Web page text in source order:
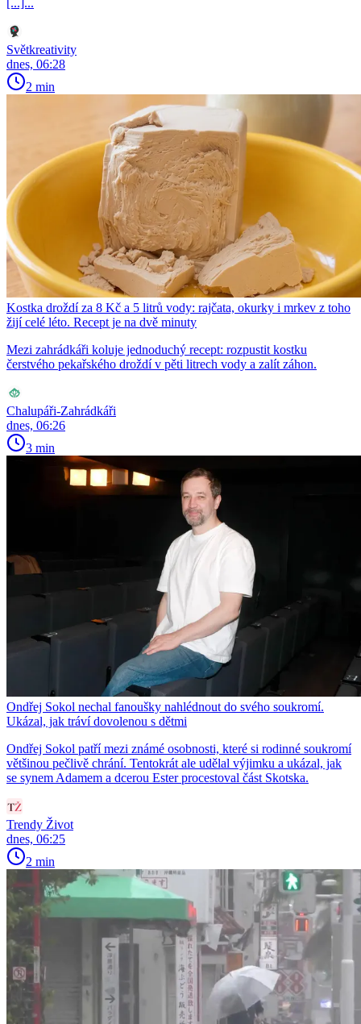
[...]...
Světkreativity
dnes, 06:28
2 min
Kostka droždí za 8 Kč a 5 litrů vody: rajčata, okurky i mrkev z toho
žijí celé léto. Recept je na dvě minuty
Mezi zahrádkáři koluje jednoduchý recept: rozpustit kostku
čerstvého pekařského droždí v pěti litrech vody a zalít záhon.
Chalupáři-Zahrádkáři
dnes, 06:26
3 min
Ondřej Sokol nechal fanoušky nahlédnout do svého soukromí.
Ukázal, jak tráví dovolenou s dětmi
Ondřej Sokol patří mezi známé osobnosti, které si rodinné soukromí
většinou pečlivě chrání. Tentokrát ale udělal výjimku a ukázal, jak
se synem Adamem a dcerou Ester procestoval část Skotska.
Trendy Život
dnes, 06:25
2 min